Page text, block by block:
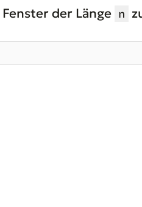
Fenster der Länge n